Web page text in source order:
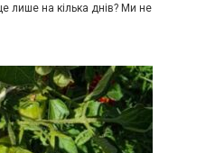
лише на кілька днів? Ми не